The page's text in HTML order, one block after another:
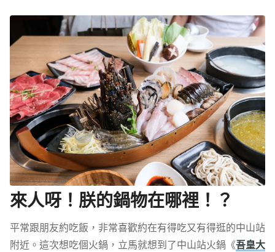
來人呀！朕的鍋物在哪裡！？
平常跟朋友約吃飯，非常喜歡約在有得吃又有得逛的中山站
附近。這次想吃個火鍋，立馬就想到了中山站火鍋《吾皇大